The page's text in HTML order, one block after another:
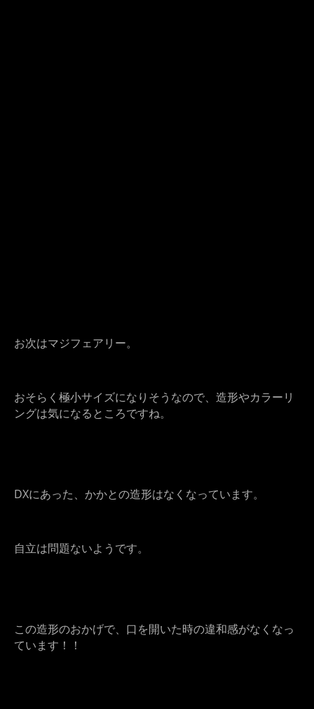
お次はマジフェアリー。
おそらく極小サイズになりそうなので、造形やカラーリ
ングは気になるところですね。
DXにあった、かかとの造形はなくなっています。
自立は問題ないようです。
この造形のおかげで、口を開いた時の違和感がなくなっ
ています！！